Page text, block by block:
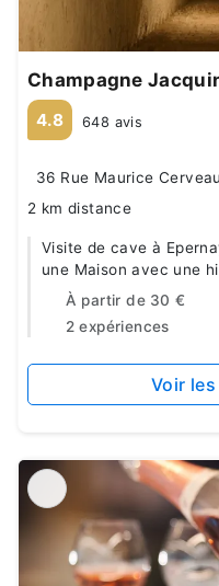
Champagne
4.8 648 avis
36 Rue Maurice
2 km distance
Visite de cave à
une Maison avec une
À partir de 30 €
2 expériences
Voir